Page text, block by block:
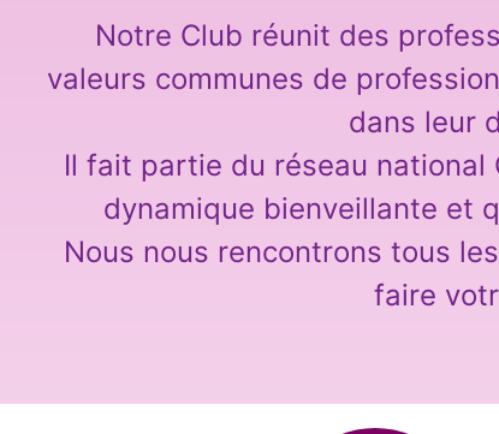
Notre Club réunit des
valeurs communes de
dans leur
Il fait partie du réseau national
dynamique bienveillante et
Nous nous rencontrons tous
faire